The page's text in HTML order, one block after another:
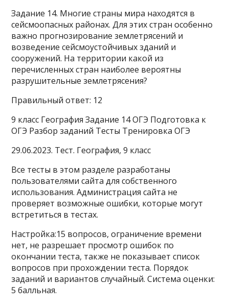
Задание 14. Многие страны мира находятся в
сейсмоопасных районах. Для этих стран особенно
важно прогнозирование землетрясений и
возведение сейсмоустойчивых зданий и
сооружений. На территории какой из
перечисленных стран наиболее вероятны
разрушительные землетрясения?
Правильный ответ: 12
9 класс География Задание 14 ОГЭ Подготовка к
ОГЭ Разбор заданий Тесты Тренировка ОГЭ
29.06.2023. Тест. География, 9 класс
Все тесты в этом разделе разработаны
пользователями сайта для собственного
использования. Администрация сайта не
проверяет возможные ошибки, которые могут
встретиться в тестах.
Настройка:15 вопросов, ограничение времени
нет, не разрешает просмотр ошибок по
окончании теста, также не показывает список
вопросов при прохождении теста. Порядок
заданий и вариантов случайный. Система оценки:
5 балльная.